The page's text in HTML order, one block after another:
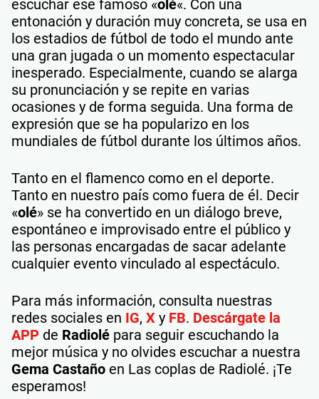
escuchar ese famoso «olé«. Con una
entonación y duración muy concreta, se usa en
los estadios de fútbol de todo el mundo ante
una gran jugada o un momento espectacular
inesperado. Especialmente, cuando se alarga
su pronunciación y se repite en varias
ocasiones y de forma seguida. Una forma de
expresión que se ha popularizo en los
mundiales de fútbol durante los últimos años.
Tanto en el flamenco como en el deporte.
Tanto en nuestro país como fuera de él. Decir
«olé» se ha convertido en un diálogo breve,
espontáneo e improvisado entre el público y
las personas encargadas de sacar adelante
cualquier evento vinculado al espectáculo.
Para más información, consulta nuestras
redes sociales en IG, X y FB. Descárgate la
APP de Radiolé para seguir escuchando la
mejor música y no olvides escuchar a nuestra
Gema Castaño en Las coplas de Radiolé. ¡Te
esperamos!